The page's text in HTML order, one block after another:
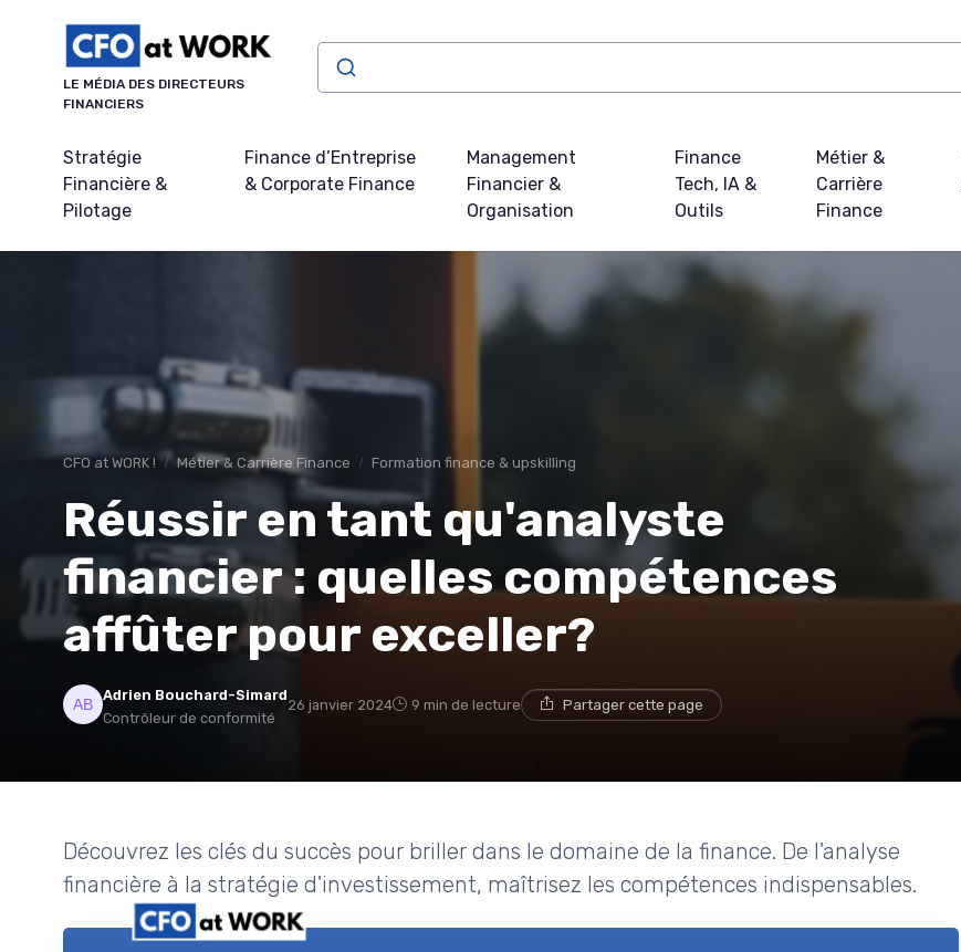
LE MÉDIA DES DIRECTEURS
FINANCIERS
Stratégie
Financière &
Pilotage
Finance d’Entreprise
& Corporate Finance
Management
Financier &
Organisation
Finance
Tech, IA &
Outils
Métier &
Carrière
Finance
CFO at WORK ! Métier & Carrière Finance Formation finance & upskilling
Réussir en tant qu'analyste
financier : quelles compétences
affûter pour exceller?
Adrien Bouchard-Simard
Contrôleur de conformité
26 janvier 2024 9 min de lecture Partager cette page
Découvrez les clés du succès pour briller dans le domaine de la finance. De l'analyse
financière à la stratégie d'investissement, maîtrisez les compétences indispensables.